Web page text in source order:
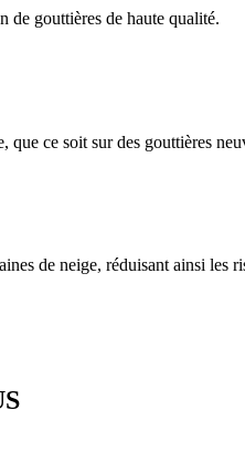
de gouttières de haute qualité.
ce soit sur des gouttières
de neige, réduisant ainsi les